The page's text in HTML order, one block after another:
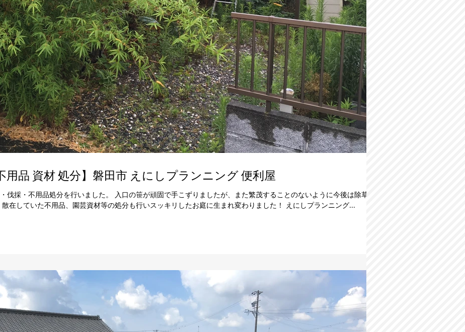
用品 資材 処分】磐田市 えにしプランニング 便利屋
伐採・不用品処分を行いました。 入口の笹が頑固で手こずりましたが、また繁茂することのないように今後は除草剤
在していた不用品、園芸資材等の処分も行いスッキリしたお庭に生まれ変わりました！ えにしプランニング...